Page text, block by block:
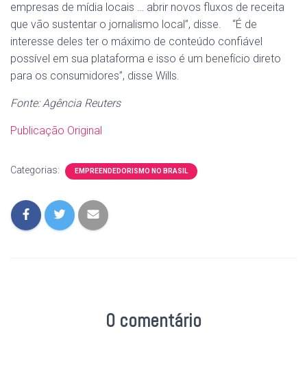
empresas de mídia locais … abrir novos fluxos de receita
que vão sustentar o jornalismo local”, disse. “É de
interesse deles ter o máximo de conteúdo confiável
possível em sua plataforma e isso é um benefício direto
para os consumidores”, disse Wills.
Fonte: Agência Reuters
Publicação Original
Categorias: EMPREENDEDORISMO NO BRASIL
0 comentário